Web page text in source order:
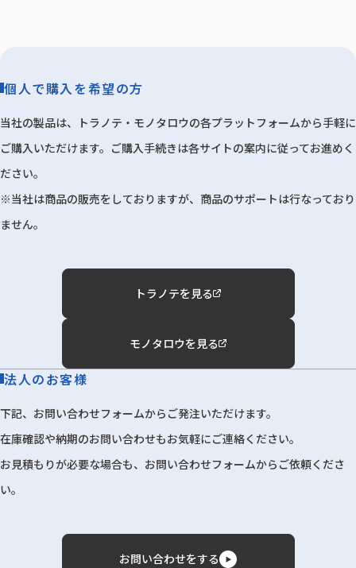
個人で購入を希望の方
当社の製品は、トラノテ・モノタロウの各プラットフォームから手軽に
ご購入いただけます。ご購入手続きは各サイトの案内に従ってお進めく
ださい。
※当社は商品の販売をしておりますが、商品のサポートは行なっており
ません。
トラノテを見る
モノタロウを見る
法人のお客様
下記、お問い合わせフォームからご発注いただけます。
在庫確認や納期のお問い合わせもお気軽にご連絡ください。
お見積もりが必要な場合も、お問い合わせフォームからご依頼くださ
い。
お問い合わせをする